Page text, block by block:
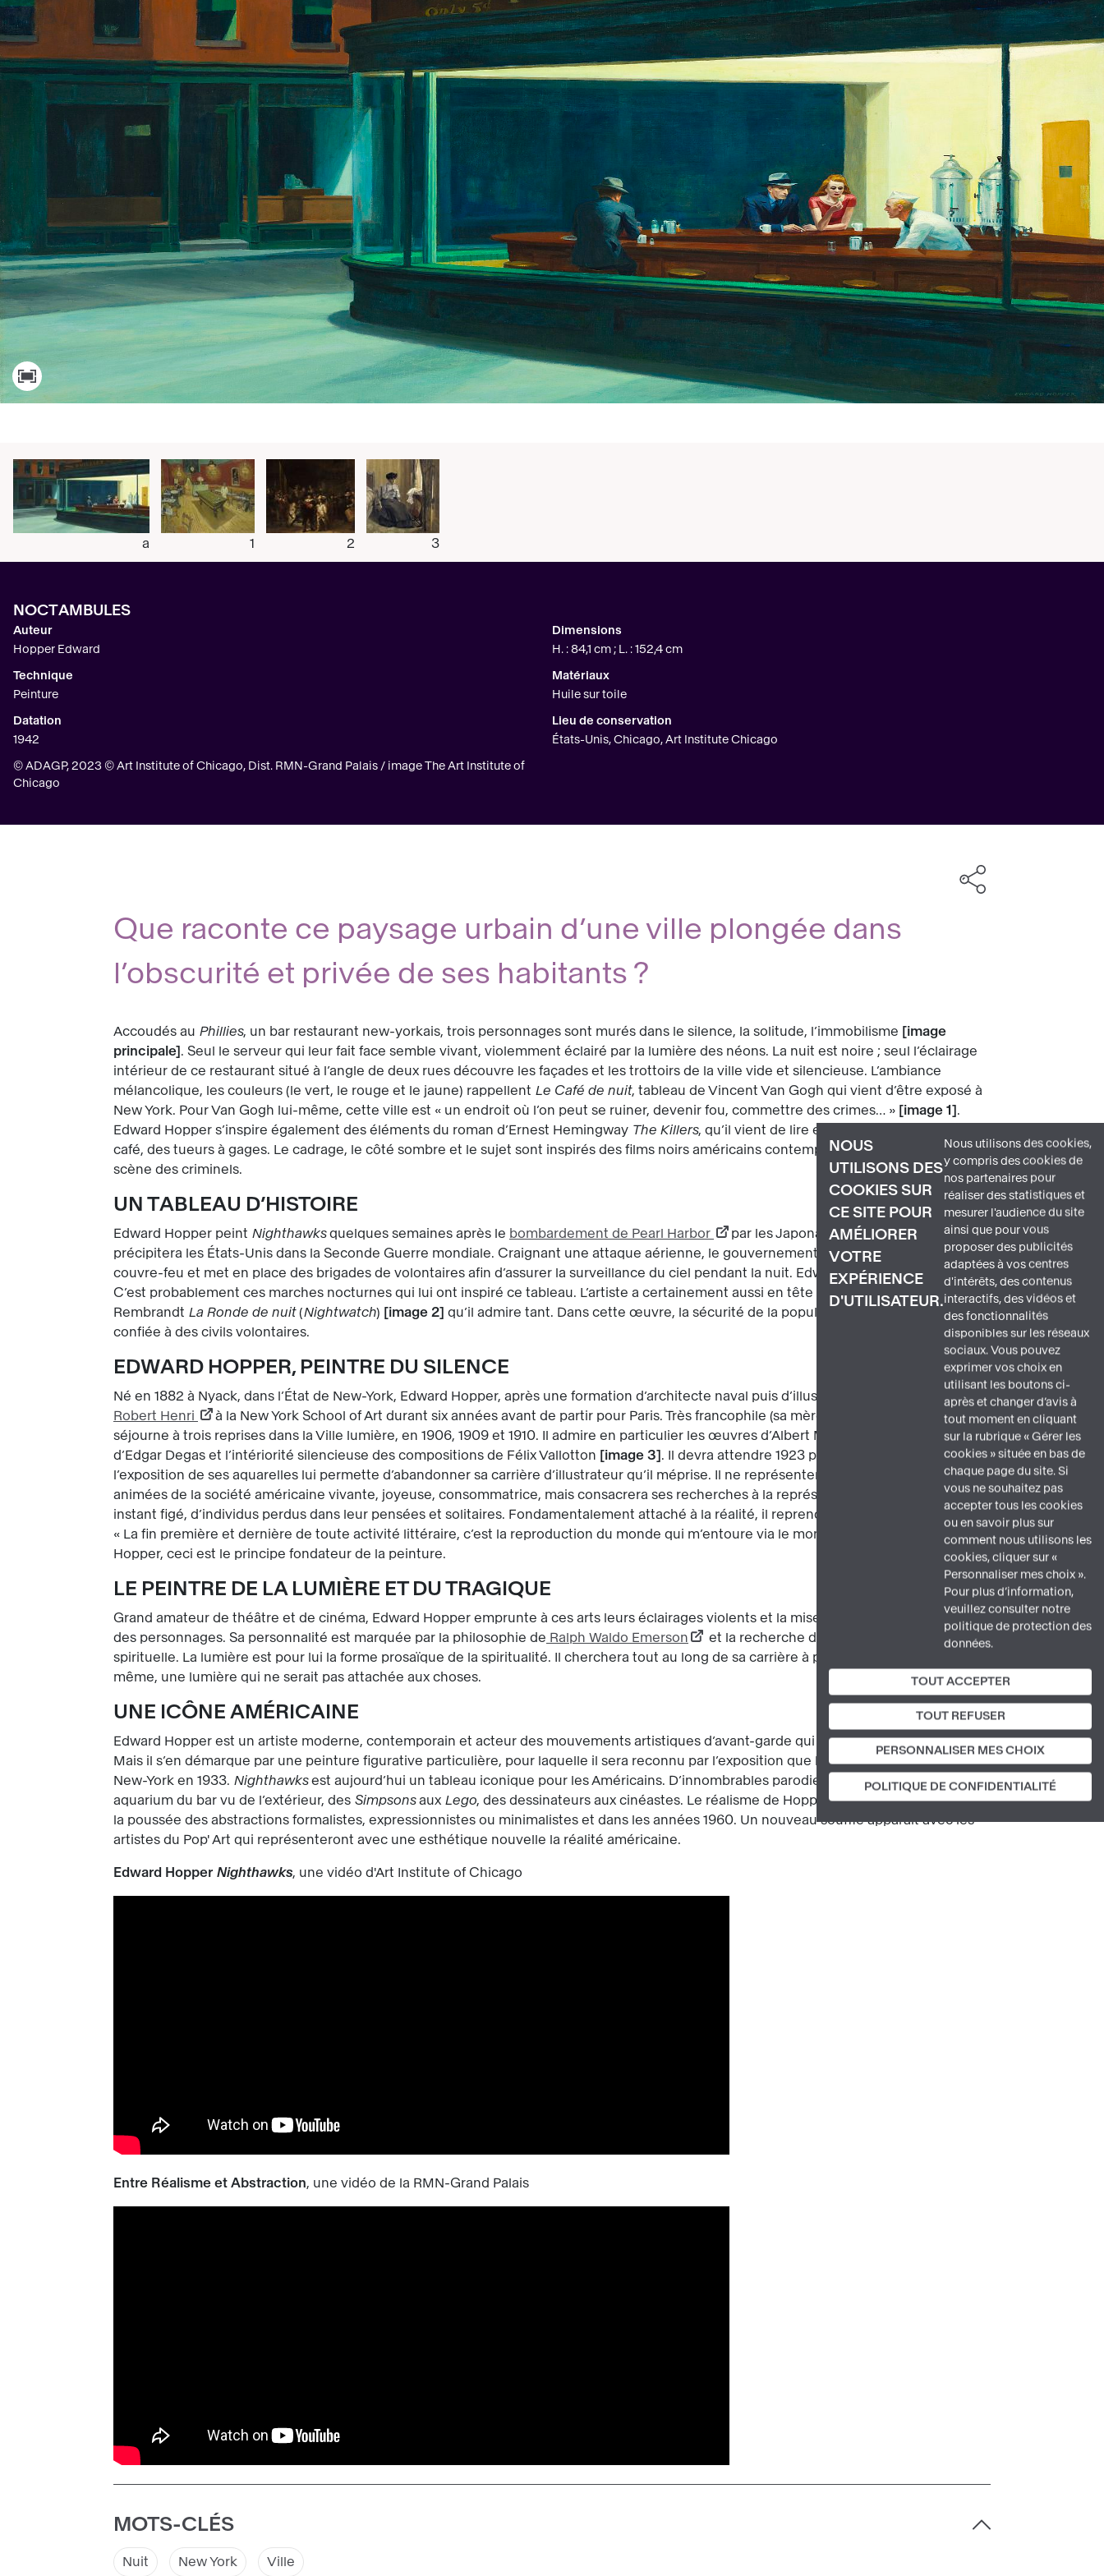
NOUS
UTILISONS DES
COOKIES SUR
CE SITE POUR
AMÉLIORER
VOTRE
EXPÉRIENCE
D'UTILISATEUR.
Nous utilisons des cookies,
y compris des cookies de
nos partenaires pour
réaliser des statistiques et
mesurer l'audience du site
ainsi que pour vous
proposer des publicités
adaptées à vos centres
d'intérêts, des contenus
interactifs, des vidéos et
des fonctionnalités
disponibles sur les réseaux
sociaux. Vous pouvez
exprimer vos choix en
utilisant les boutons ci-
après et changer d’avis à
tout moment en cliquant
sur la rubrique « Gérer les
cookies » située en bas de
chaque page du site. Si
vous ne souhaitez pas
accepter tous les cookies
ou en savoir plus sur
comment nous utilisons les
cookies, cliquer sur «
Personnaliser mes choix ».
Pour plus d’information,
veuillez consulter notre
politique de protection des
données.
TOUT ACCEPTER
TOUT REFUSER
PERSONNALISER MES CHOIX
POLITIQUE DE CONFIDENTIALITÉ
a 1 2 3
NOCTAMBULES
Auteur
Hopper Edward
Dimensions
H. : 84,1 cm ; L. : 152,4 cm
Technique
Peinture
Matériaux
Huile sur toile
Datation
1942
Lieu de conservation
États-Unis, Chicago, Art Institute Chicago
© ADAGP, 2023 © Art Institute of Chicago, Dist. RMN-Grand Palais / image The Art Institute of
Chicago
Que raconte ce paysage urbain d’une ville plongée dans
l’obscurité et privée de ses habitants ?
Accoudés au Phillies, un bar restaurant new-yorkais, trois personnages sont murés dans le silence, la solitude, l’immobilisme
image
principale . Seul le serveur qui leur fait face semble vivant, violemment éclairé par la lumière des néons. La nuit est noire ; seul l’éclairage
intérieur de ce restaurant situé à l’angle de deux rues découvre les façades et les trottoirs de la ville vide et silencieuse. L’ambiance
mélancolique, les couleurs (le vert, le rouge et le jaune) rappellent Le Café de nuit, tableau de Vincent Van Gogh qui vient d’être exposé à
New York. Pour Van Gogh lui-même, cette ville est « un endroit où l’on peut se ruiner, devenir fou, commettre des crimes… »
image 1 .
Edward Hopper s’inspire également des éléments du roman d’Ernest Hemingway The Killers, qu’il vient de lire et d’apprécier : la nuit, un
café, des tueurs à gages. Le cadrage, le côté sombre et le sujet sont inspirés des films noirs américains contemporains, qui mettent en
scène des criminels.
UN TABLEAU D’HISTOIRE
Edward Hopper peint Nighthawksquelques semaines après le bombardement de Pearl Harbor
par les Japonais le 7 décembre 1941, qui
précipitera les États-Unis dans la Seconde Guerre mondiale. Craignant une attaque aérienne, le gouvernement américain impose un
couvre-feu et met en place des brigades de volontaires afin d’assurer la surveillance du ciel pendant la nuit. Edward Hopper en fait partie.
C’est probablement ces marches nocturnes qui lui ont inspiré ce tableau. L’artiste a certainement aussi en tête la célèbre toile de
Rembrandt La Ronde de nuit(Nightwatch) image 2 qu’il admire tant. Dans cette œuvre, la sécurité de la population était également
confiée à des civils volontaires.
EDWARD HOPPER, PEINTRE DU SILENCE
Né en 1882 à Nyack, dans l’État de New-York, Edward Hopper, après une formation d’architecte naval puis d’illustrateur, suit les cours de
Robert Henri
à la New York School of Art durant six années avant de partir pour Paris. Très francophile (sa mère est d’origine française), il
séjourne à trois reprises dans la Ville lumière, en 1906, 1909 et 1910. Il admire en particulier les œuvres d’Albert Marquet, d’Édouard Manet,
d’Edgar Degas et l’intériorité silencieuse des compositions de Félix Vallotton
image 3 . Il devra attendre 1923 pour que le succès de
l’exposition de ses aquarelles lui permette d’abandonner sa carrière d’illustrateur qu’il méprise. Il ne représentera plus jamais de scènes
animées de la société américaine vivante, joyeuse, consommatrice, mais consacrera ses recherches à la représentation du silence, d’un
instant figé, d’individus perdus dans leur pensées et solitaires. Fondamentalement attaché à la réalité, il reprend cette citation de Goethe :
« La fin première et dernière de toute activité littéraire, c’est la reproduction du monde qui m’entoure via le monde qui est en moi. » Pour
Hopper, ceci est le principe fondateur de la peinture.
LE PEINTRE DE LA LUMIÈRE ET DU TRAGIQUE
Grand amateur de théâtre et de cinéma, Edward Hopper emprunte à ces arts leurs éclairages violents et la mise en scène psychologique
des personnages. Sa personnalité est marquée par la philosophie de Ralph Waldo Emerson
et la recherche d’une transcendance
spirituelle. La lumière est pour lui la forme prosaïque de la spiritualité. Il cherchera tout au long de sa carrière à peindre la lumière en elle-
même, une lumière qui ne serait pas attachée aux choses.
UNE ICÔNE AMÉRICAINE
Edward Hopper est un artiste moderne, contemporain et acteur des mouvements artistiques d’avant-garde qui marquent le XXesiècle.
Mais il s’en démarque par une peinture figurative particulière, pour laquelle il sera reconnu par l’exposition que lui consacre le MoMA de
New-York en 1933. Nighthawksest aujourd’hui un tableau iconique pour les Américains. D’innombrables parodies ont repris l’effet
aquarium du bar vu de l’extérieur, des Simpsonsaux Lego, des dessinateurs aux cinéastes. Le réalisme de Hopper ne disparaîtra pas sous
la poussée des abstractions formalistes, expressionnistes ou minimalistes et dans les années 1960. Un nouveau souffle apparaît avec les
artistes du Pop' Art qui représenteront avec une esthétique nouvelle la réalité américaine.
Edward Hopper Nighthawks, une vidéo d'Art Institute of Chicago
Entre Réalisme et Abstraction, une vidéo de la RMN-Grand Palais
MOTS-CLÉS
Nuit New York Ville